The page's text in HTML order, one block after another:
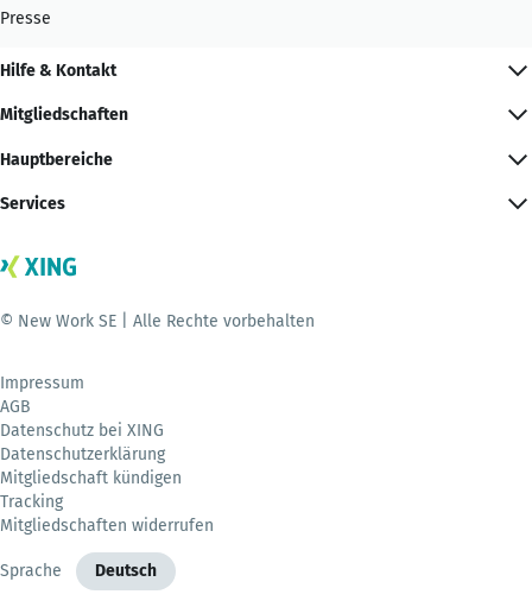
Presse
Hilfe & Kontakt
Mitgliedschaften
Hauptbereiche
Services
© New Work SE | Alle Rechte vorbehalten
Impressum
AGB
Datenschutz bei XING
Datenschutzerklärung
Mitgliedschaft kündigen
Tracking
Mitgliedschaften widerrufen
Sprache Deutsch